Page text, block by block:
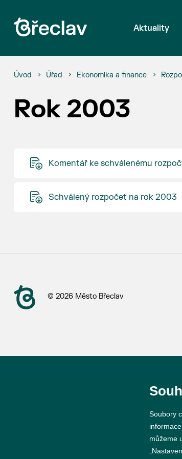
Aktuality
Úvod Úřad Ekonomika a finance
Rok 2003
Komentář ke schválenému
Schválený rozpočet na rok 2003
© 2026 Město Břeclav
Soubory
můžeme